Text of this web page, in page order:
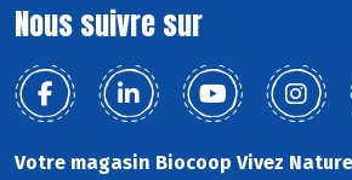
Nous suivre sur
Votre magasin Biocoop Vivez